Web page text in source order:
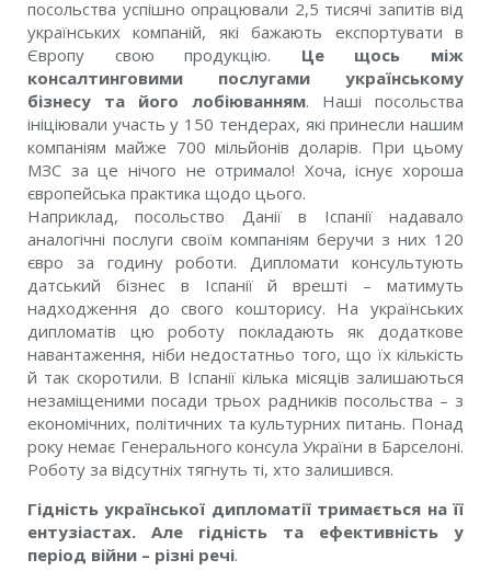
посольства успішно опрацювали 2,5 тисячі запитів від
українських компаній, які бажають експортувати в
Європу свою продукцію. Це щось між
консалтинговими послугами українському
бізнесу та його лобіюванням. Наші посольства
ініціювали участь у 150 тендерах, які принесли нашим
компаніям майже 700 мільйонів доларів. При цьому
МЗС за це нічого не отримало! Хоча, існує хороша
європейська практика щодо цього.
Наприклад, посольство Данії в Іспанії надавало
аналогічні послуги своїм компаніям беручи з них 120
євро за годину роботи. Дипломати консультують
датський бізнес в Іспанії й врешті – матимуть
надходження до свого кошторису. На українських
дипломатів цю роботу покладають як додаткове
навантаження, ніби недостатньо того, що їх кількість
й так скоротили. В Іспанії кілька місяців залишаються
незаміщеними посади трьох радників посольства – з
економічних, політичних та культурних питань. Понад
року немає Генерального консула України в Барселоні.
Роботу за відсутніх тягнуть ті, хто залишився.
Гідність української дипломатії тримається на її
ентузіастах. Але гідність та ефективність у
період війни – різні речі.